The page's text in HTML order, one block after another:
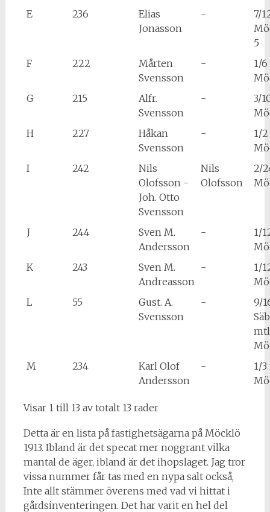
E
236
Elias
Jonasson
-
7/
5
F
222
Mårten
Svensson
-
1/
G
215
Alfr.
Svensson
-
3/
H
227
Håkan
Svensson
-
1/
I
242
Nils
Olofsson -
Joh. Otto
Svensson
Nils
Olofsson
2/
J 244
Sven M.
Andersson
-
1/
K
243
Sven M.
Andreasson
-
1/
L
55
Gust. A.
Svensson
-
9/
mtl
M
234
Karl Olof
Andersson
-
1/
Visar 1 till 13 av totalt 13 rader
Detta är en lista på fastighetsägarna på Möcklö
1913. Ibland är det specat mer noggrant vilka
mantal de äger, ibland är det ihopslaget. Jag tror
vissa nummer får tas med en nypa salt också,
Inte allt stämmer överens med vad vi hittat i
gårdsinventeringen. Det har varit en hel del